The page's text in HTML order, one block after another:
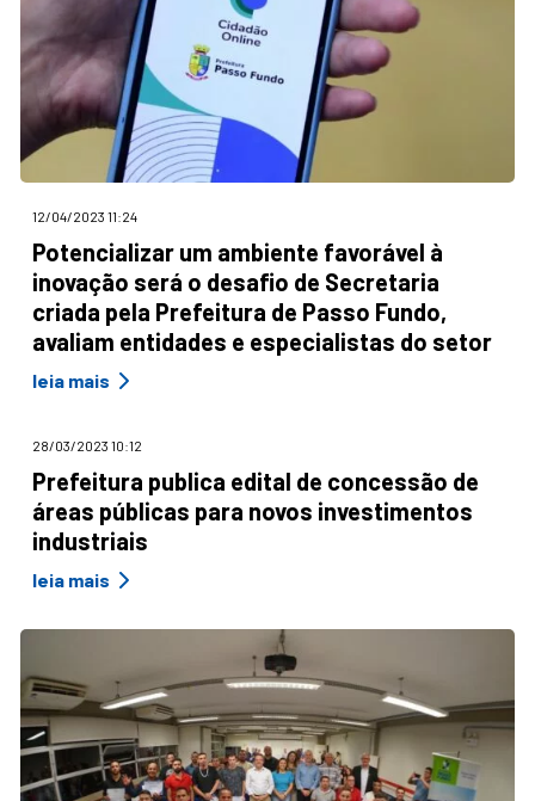
12/04/2023 11:24
Potencializar um ambiente favorável à
inovação será o desafio de Secretaria
criada pela Prefeitura de Passo Fundo,
avaliam entidades e especialistas do setor
leia mais
28/03/2023 10:12
Prefeitura publica edital de concessão de
áreas públicas para novos investimentos
industriais
leia mais